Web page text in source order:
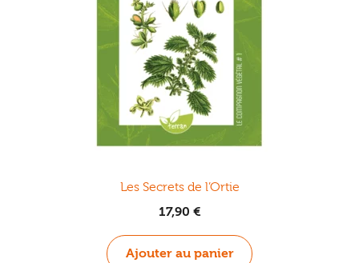
Les Secrets de l’Ortie
17,90 €
Ajouter au panier